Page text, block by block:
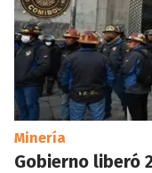
Minería
Gobierno liberó